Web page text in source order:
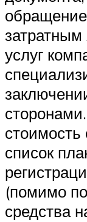
затратным
услуг
список
(помимо
средства